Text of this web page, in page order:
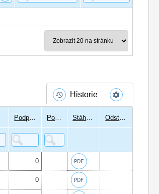
Historie
Podpisů Podepsal Stáhnout Odstranit
0
0